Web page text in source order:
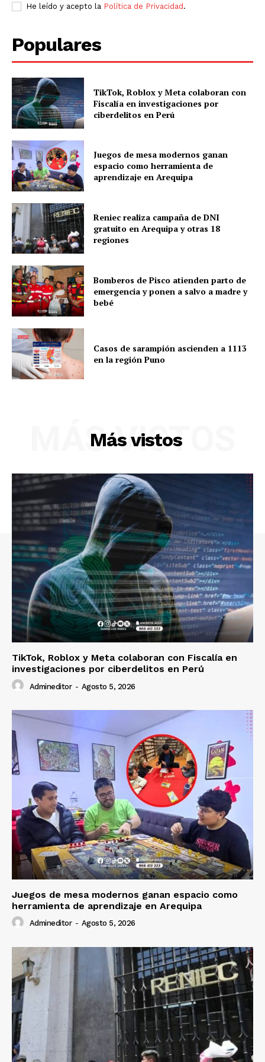
SUSCRIBETE
Diario los Andes
Nosotros
Contacto
Prensa
He leído y acepto la Política de Privacidad .
Populares
TikTok, Roblox y Meta colaboran con
Fiscalía en investigaciones por
ciberdelitos en Perú
Juegos de mesa modernos ganan
espacio como herramienta de
aprendizaje en Arequipa
Reniec realiza campaña de DNI
gratuito en Arequipa y otras 18
regiones
Bomberos de Pisco atienden parto de
emergencia y ponen a salvo a madre y
bebé
Casos de sarampión ascienden a 1113
en la región Puno
Más vistos
MÁS VISTOS
TikTok, Roblox y Meta colaboran con Fiscalía en
investigaciones por ciberdelitos en Perú
Admineditor - Agosto 5, 2026
Juegos de mesa modernos ganan espacio como
herramienta de aprendizaje en Arequipa
Admineditor - Agosto 5, 2026